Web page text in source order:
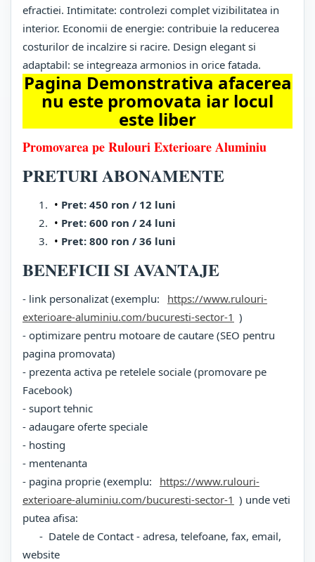
efractiei. Intimitate: controlezi complet vizibilitatea in
interior. Economii de energie: contribuie la reducerea
costurilor de incalzire si racire. Design elegant si
adaptabil: se integreaza armonios in orice fatada.
Pagina Demonstrativa afacerea
nu este promovata iar locul
este liber
Promovarea pe Rulouri Exterioare Aluminiu
PRETURI ABONAMENTE
Pret: 450 ron / 12 luni
Pret: 600 ron / 24 luni
Pret: 800 ron / 36 luni
BENEFICII SI AVANTAJE
- link personalizat (exemplu:
https://www.rulouri-
exterioare-aluminiu.com/bucuresti-sector-1 )
- optimizare pentru motoare de cautare (SEO pentru
pagina promovata)
- prezenta activa pe retelele sociale (promovare pe
Facebook)
- suport tehnic
- adaugare oferte speciale
- hosting
- mentenanta
- pagina proprie (exemplu:
https://www.rulouri-
exterioare-aluminiu.com/bucuresti-sector-1 ) unde veti
putea afisa:
- Datele de Contact - adresa, telefoane, fax, email,
website